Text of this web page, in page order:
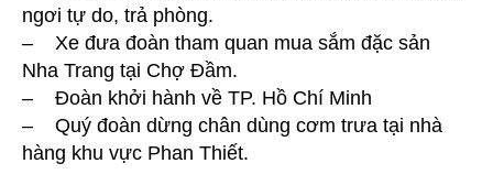
ngơi tự do, trả phòng.
– Xe đưa đoàn tham quan mua sắm đặc sản
Nha Trang tại Chợ Đầm.
– Đoàn khởi hành về TP. Hồ Chí Minh
– Quý đoàn dừng chân dùng cơm trưa tại nhà
hàng khu vực Phan Thiết.